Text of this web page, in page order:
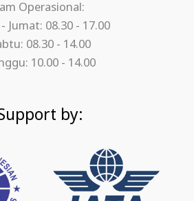
Operasional:
Jumat: 08.30 - 17.00
08.30 - 14.00
10.00 - 14.00
by: